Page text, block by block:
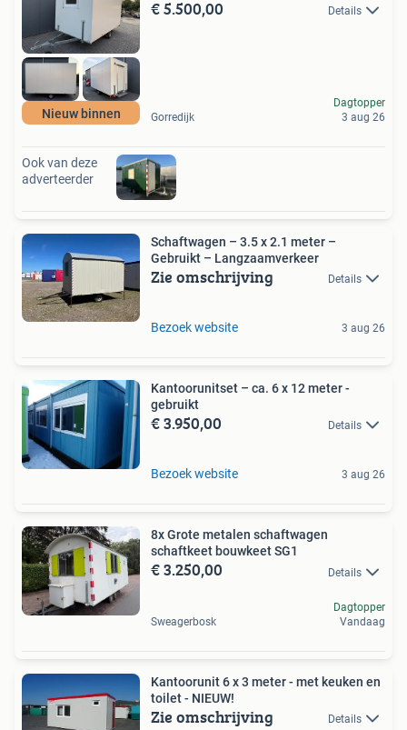
Nieuw binnen
€ 5.500,00 Details
Gorredijk
Dagtopper
3 aug 26
Ook van deze
adverteerder
Schaftwagen – 3.5 x 2.1 meter –
Gebruikt – Langzaamverkeer
Zie omschrijving Details
Bezoek website 3 aug 26
Kantoorunitset – ca. 6 x 12 meter -
gebruikt
€ 3.950,00 Details
Bezoek website 3 aug 26
8x Grote metalen schaftwagen
schaftkeet bouwkeet SG1
€ 3.250,00 Details
Sweagerbosk
Dagtopper
Vandaag
Kantoorunit 6 x 3 meter - met keuken en
toilet - NIEUW!
Zie omschrijving Details